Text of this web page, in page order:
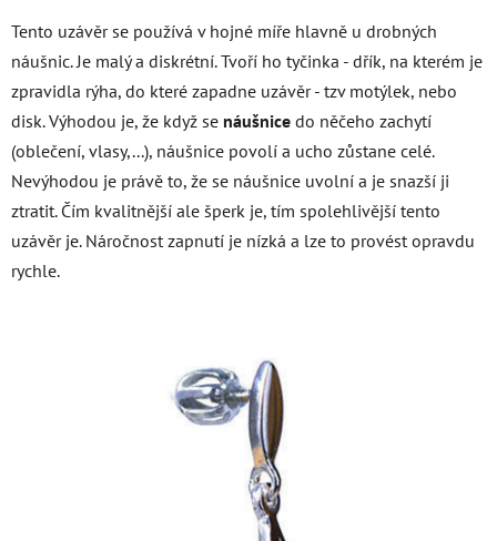
Tento uzávěr se používá v hojné míře hlavně u drobných
náušnic. Je malý a diskrétní. Tvoří ho tyčinka - dřík, na kterém je
zpravidla rýha, do které zapadne uzávěr - tzv motýlek, nebo
disk. Výhodou je, že když se náušnice do něčeho zachytí
(oblečení, vlasy,...), náušnice povolí a ucho zůstane celé.
Nevýhodou je právě to, že se náušnice uvolní a je snazší ji
ztratit. Čím kvalitnější ale šperk je, tím spolehlivější tento
uzávěr je. Náročnost zapnutí je nízká a lze to provést opravdu
rychle.